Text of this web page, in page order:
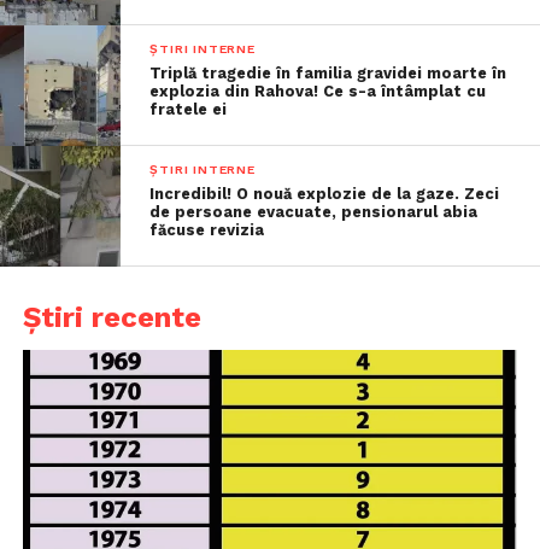
ȘTIRI INTERNE
Triplă tragedie în familia gravidei moarte în
explozia din Rahova! Ce s-a întâmplat cu
fratele ei
ȘTIRI INTERNE
Incredibil! O nouă explozie de la gaze. Zeci
de persoane evacuate, pensionarul abia
făcuse revizia
Știri recente